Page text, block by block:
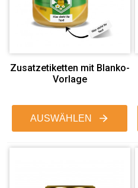
Zusatzetiketten mit Blanko-
Vorlage
AUSWÄHLEN